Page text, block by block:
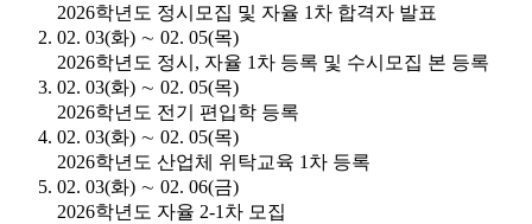
2026학년도 정시모집 및 자율 1차 합격자 발표
02. 03(화) ∼ 02. 05(목)
2026학년도 정시, 자율 1차 등록 및 수시모집 본 등록
02. 03(화) ∼ 02. 05(목)
2026학년도 전기 편입학 등록
02. 03(화) ∼ 02. 05(목)
2026학년도 산업체 위탁교육 1차 등록
02. 03(화) ∼ 02. 06(금)
2026학년도 자율 2-1차 모집